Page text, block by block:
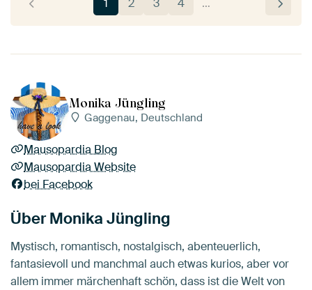
1 2 3 4 …
Monika Jüngling
Gaggenau, Deutschland
Mausopardia Blog
Mausopardia Website
bei Facebook
Über Monika Jüngling
Mystisch, romantisch, nostalgisch, abenteuerlich,
fantasievoll und manchmal auch etwas kurios, aber vor
allem immer märchenhaft schön, dass ist die Welt von